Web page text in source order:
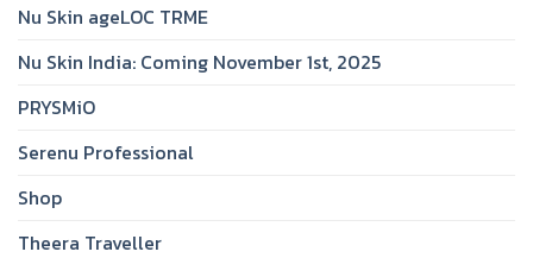
Nu Skin ageLOC TRME
Nu Skin India: Coming November 1st, 2025
PRYSMiO
Serenu Professional
Shop
Theera Traveller